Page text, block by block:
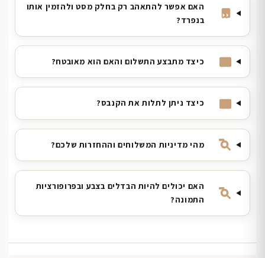
האם אפשר להתאהב רק בחלק מסט ולהזמין אותו
בנפרד?
כיצד מתבצע התשלום והאם הוא מאובטח?
כיצד ניתן לתלות את הקנבס?
מהי מדיניות המשלוחים וההחזרות שלכם?
האם יכולים להיות הבדלים בצבע ובפרופורציות
התמונה?